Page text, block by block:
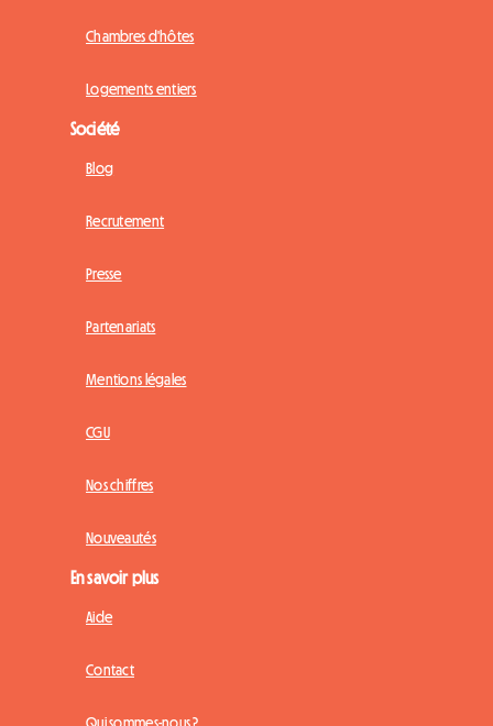
Chambres d'hôtes
Logements entiers
Société
Blog
Recrutement
Presse
Partenariats
Mentions légales
CGU
Nos chiffres
Nouveautés
En savoir plus
Aide
Contact
Qui sommes-nous ?